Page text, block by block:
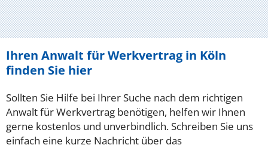
Ihren Anwalt für Werkvertrag in Köln
finden Sie hier
Sollten Sie Hilfe bei Ihrer Suche nach dem richtigen
Anwalt für Werkvertrag benötigen, helfen wir Ihnen
gerne kostenlos und unverbindlich. Schreiben Sie uns
einfach eine kurze Nachricht über das